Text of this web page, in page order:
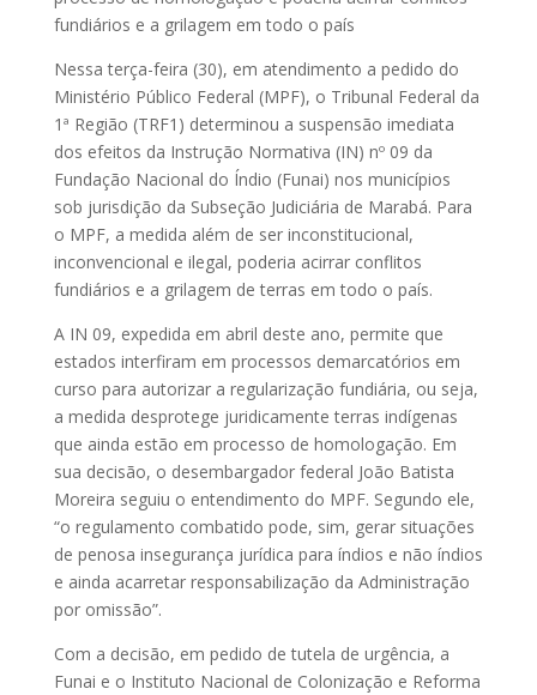
fundiários e a grilagem em todo o país
Nessa terça-feira (30), em atendimento a pedido do
Ministério Público Federal (MPF), o Tribunal Federal da
1ª Região (TRF1) determinou a suspensão imediata
dos efeitos da Instrução Normativa (IN) nº 09 da
Fundação Nacional do Índio (Funai) nos municípios
sob jurisdição da Subseção Judiciária de Marabá. Para
o MPF, a medida além de ser inconstitucional,
inconvencional e ilegal, poderia acirrar conflitos
fundiários e a grilagem de terras em todo o país.
A IN 09, expedida em abril deste ano, permite que
estados interfiram em processos demarcatórios em
curso para autorizar a regularização fundiária, ou seja,
a medida desprotege juridicamente terras indígenas
que ainda estão em processo de homologação. Em
sua decisão, o desembargador federal João Batista
Moreira seguiu o entendimento do MPF. Segundo ele,
“o regulamento combatido pode, sim, gerar situações
de penosa insegurança jurídica para índios e não índios
e ainda acarretar responsabilização da Administração
por omissão”.
Com a decisão, em pedido de tutela de urgência, a
Funai e o Instituto Nacional de Colonização e Reforma